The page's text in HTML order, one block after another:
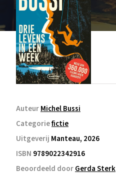
AuteurMichel Bussi
Categoriefictie
Uitgeverij Manteau, 2026
ISBN 9789022342916
Beoordeeld doorGerda Sterk